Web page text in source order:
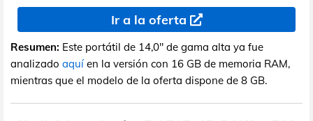
Ir a la oferta
Resumen: Este portátil de 14,0" de gama alta ya fue
analizado aquí en la versión con 16 GB de memoria RAM,
mientras que el modelo de la oferta dispone de 8 GB.